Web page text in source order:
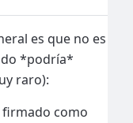
es que no es
*podría*
raro):
firmado como